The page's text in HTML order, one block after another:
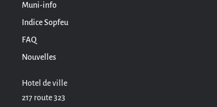
Muni-info
Indice Sopfeu
FAQ
Nouvelles
Hotel de ville
217 route 323